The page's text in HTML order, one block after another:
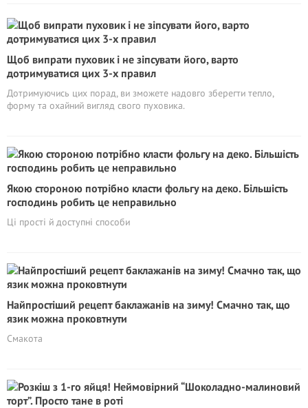
Щоб випрати пуховик і не зіпсувати його, варто
дотримуватися цих 3-х правил
Дотримуючись цих порад, ви зможете надовго зберегти тепло,
форму та охайний вигляд свого пуховика.
Якою стороною потрібно класти фольгу на деко. Більшість
господинь робить це неправильно
Ці прості й доступні способи
Найпростіший рецепт баклажанів на зиму! Смачно так, що
язик можна проковтнути
Смакота